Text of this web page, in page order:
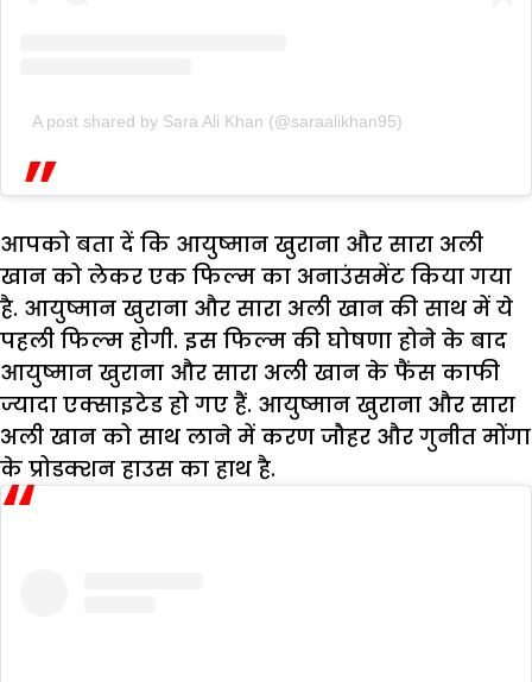
A post shared by Sara Ali Khan (@saraalikhan95)
आपको बता दें कि आयुष्मान खुराना और सारा अली
खान को लेकर एक फिल्म का अनाउंसमेंट किया गया
है. आयुष्मान खुराना और सारा अली खान की साथ में ये
पहली फिल्म होगी. इस फिल्म की घोषणा होने के बाद
आयुष्मान खुराना और सारा अली खान के फैंस काफी
ज्यादा एक्साइटेड हो गए हैं. आयुष्मान खुराना और सारा
अली खान को साथ लाने में करण जौहर और गुनीत मोंगा
के प्रोडक्शन हाउस का हाथ है.